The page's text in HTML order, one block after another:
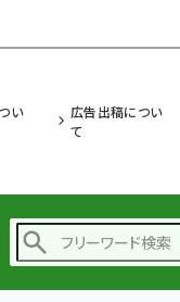
い
広告出稿につい
て